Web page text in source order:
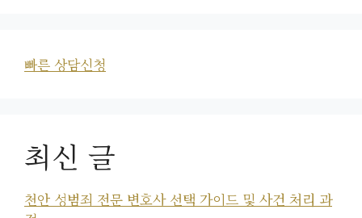
빠른 상담신청
최신 글
천안 성범죄 전문 변호사 선택 가이드 및 사건 처리 과